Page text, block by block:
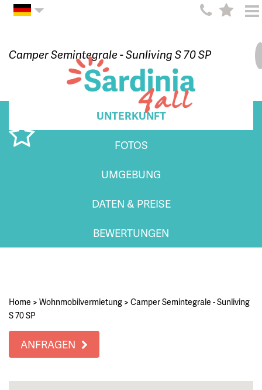
Camper Semintegrale - Sunliving S 70 SP
UNTERKUNFT
FOTOS
UMGEBUNG
DATEN & PREISE
BEWERTUNGEN
Home > Wohnmobilvermietung > Camper Semintegrale - Sunliving
S 70 SP
ANFRAGEN